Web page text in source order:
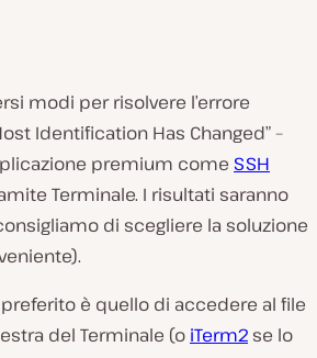
modi per risolvere l’errore
Identification Has Changed” –
premium come SSH
Terminale. I risultati saranno
di scegliere la soluzione
è quello di accedere al file
del Terminale (o iTerm2 se lo